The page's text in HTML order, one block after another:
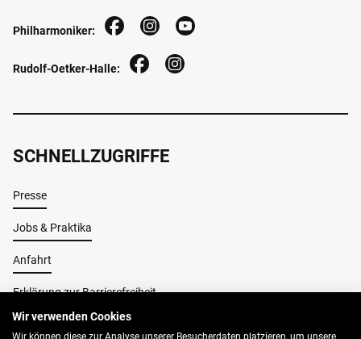
SCHNELLZUGRIFFE
Presse
Jobs & Praktika
Anfahrt
Erklärung zur Barrierefreiheit
Philharmoniker:
Rudolf-Oetker-Halle:
Wir verwenden Cookies
Wir können diese zur Analyse unserer Besucherdaten platzieren, um unsere